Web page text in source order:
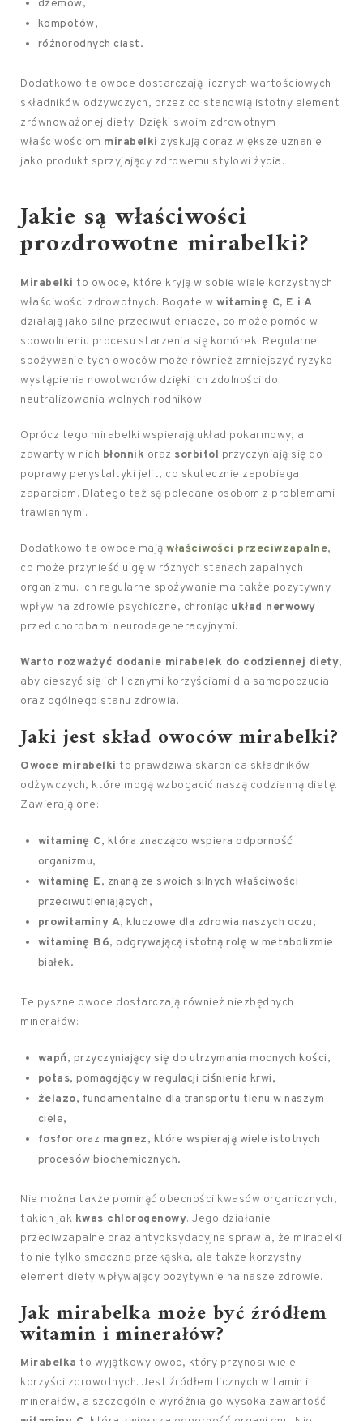
dżemów,
kompotów,
różnorodnych ciast.
Dodatkowo te owoce dostarczają licznych wartościowych
składników odżywczych, przez co stanowią istotny element
zrównoważonej diety. Dzięki swoim zdrowotnym
właściwościom mirabelki zyskują coraz większe uznanie
jako produkt sprzyjający zdrowemu stylowi życia.
Jakie są właściwości
prozdrowotne mirabelki?
Mirabelki to owoce, które kryją w sobie wiele korzystnych
właściwości zdrowotnych. Bogate w witaminę C, E i A
działają jako silne przeciwutleniacze, co może pomóc w
spowolnieniu procesu starzenia się komórek. Regularne
spożywanie tych owoców może również zmniejszyć ryzyko
wystąpienia nowotworów dzięki ich zdolności do
neutralizowania wolnych rodników.
Oprócz tego mirabelki wspierają układ pokarmowy, a
zawarty w nich błonnik oraz sorbitol przyczyniają się do
poprawy perystaltyki jelit, co skutecznie zapobiega
zaparciom. Dlatego też są polecane osobom z problemami
trawiennymi.
Dodatkowo te owoce mają właściwości przeciwzapalne,
co może przynieść ulgę w różnych stanach zapalnych
organizmu. Ich regularne spożywanie ma także pozytywny
wpływ na zdrowie psychiczne, chroniąc układ nerwowy
przed chorobami neurodegeneracyjnymi.
Warto rozważyć dodanie mirabelek do codziennej diety,
aby cieszyć się ich licznymi korzyściami dla samopoczucia
oraz ogólnego stanu zdrowia.
Jaki jest skład owoców mirabelki?
Owoce mirabelki to prawdziwa skarbnica składników
odżywczych, które mogą wzbogacić naszą codzienną dietę.
Zawierają one:
witaminę C, która znacząco wspiera odporność
organizmu,
witaminę E, znaną ze swoich silnych właściwości
przeciwutleniających,
prowitaminy A, kluczowe dla zdrowia naszych oczu,
witaminę B6, odgrywającą istotną rolę w metabolizmie
białek.
Te pyszne owoce dostarczają również niezbędnych
minerałów:
wapń, przyczyniający się do utrzymania mocnych kości,
potas, pomagający w regulacji ciśnienia krwi,
żelazo, fundamentalne dla transportu tlenu w naszym
ciele,
fosfor oraz magnez, które wspierają wiele istotnych
procesów biochemicznych.
Nie można także pominąć obecności kwasów organicznych,
takich jak kwas chlorogenowy. Jego działanie
przeciwzapalne oraz antyoksydacyjne sprawia, że mirabelki
to nie tylko smaczna przekąska, ale także korzystny
element diety wpływający pozytywnie na nasze zdrowie.
Jak mirabelka może być źródłem
witamin i minerałów?
Mirabelka to wyjątkowy owoc, który przynosi wiele
korzyści zdrowotnych. Jest źródłem licznych witamin i
minerałów, a szczególnie wyróżnia go wysoka zawartość